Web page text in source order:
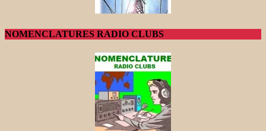
NOMENCLATURES RADIO CLUBS